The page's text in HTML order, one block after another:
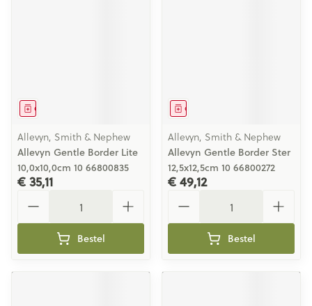
Geneesmiddel
Allevyn, Smith & Nephew
Allevyn Gentle Border Lite
10,0x10,0cm 10 66800835
€ 35,11
Bestel
Geneesmiddel
Allevyn, Smith & Nephew
Allevyn Gentle Border Ster
12,5x12,5cm 10 66800272
€ 49,12
Bestel